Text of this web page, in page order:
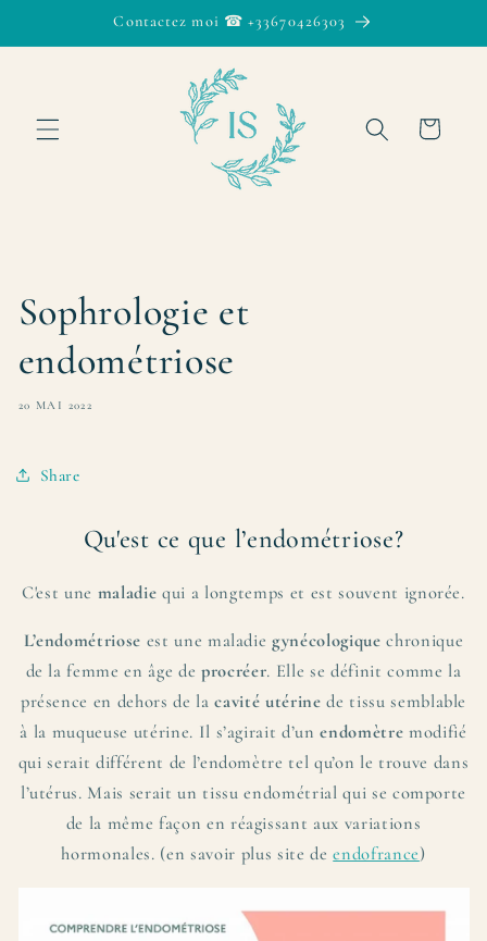
Contactez moi ☎ +33670426303
Panier
Sophrologie et
endométriose
20 MAI 2022
Share
Qu'est ce que l’endométriose?
C'est une maladie qui a longtemps et est souvent ignorée.
L’endométriose est une maladiegynécologique chronique
de la femme en âge deprocréer. Elle se définit comme la
présence en dehors de lacavité utérine de tissu semblable
à la muqueuse utérine. Il s’agirait d’unendomètre modifié
qui serait différent de l’endomètre tel qu’on le trouve dans
l’utérus. Mais serait un tissu endométrial qui se comporte
de la même façon en réagissant aux variations
hormonales. (en savoir plus site deendofrance)